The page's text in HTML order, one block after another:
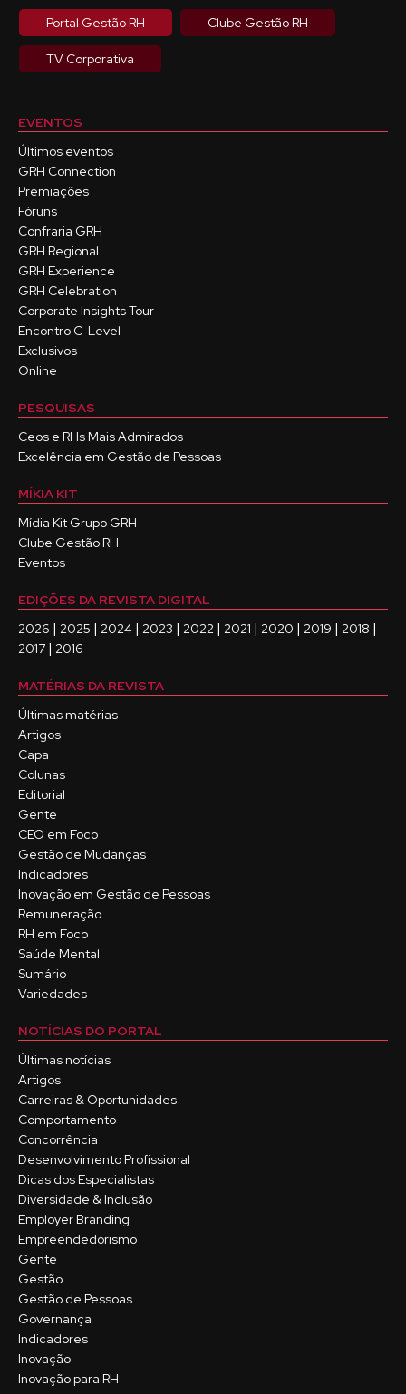
Portal Gestão RH Clube Gestão RH
TV Corporativa
EVENTOS
Últimos eventos
GRH Connection
Premiações
Fóruns
Confraria GRH
GRH Regional
GRH Experience
GRH Celebration
Corporate Insights Tour
Encontro C-Level
Exclusivos
Online
PESQUISAS
Ceos e RHs Mais Admirados
Excelência em Gestão de Pessoas
MÍKIA KIT
Mídia Kit Grupo GRH
Clube Gestão RH
Eventos
EDIÇÕES DA REVISTA DIGITAL
2026 | 2025 | 2024 | 2023 | 2022 | 2021 | 2020 | 2019 | 2018 |
2017 | 2016
MATÉRIAS DA REVISTA
Últimas matérias
Artigos
Capa
Colunas
Editorial
Gente
CEO em Foco
Gestão de Mudanças
Indicadores
Inovação em Gestão de Pessoas
Remuneração
RH em Foco
Saúde Mental
Sumário
Variedades
NOTÍCIAS DO PORTAL
Últimas notícias
Artigos
Carreiras & Oportunidades
Comportamento
Concorrência
Desenvolvimento Profissional
Dicas dos Especialistas
Diversidade & Inclusão
Employer Branding
Empreendedorismo
Gente
Gestão
Gestão de Pessoas
Governança
Indicadores
Inovação
Inovação para RH